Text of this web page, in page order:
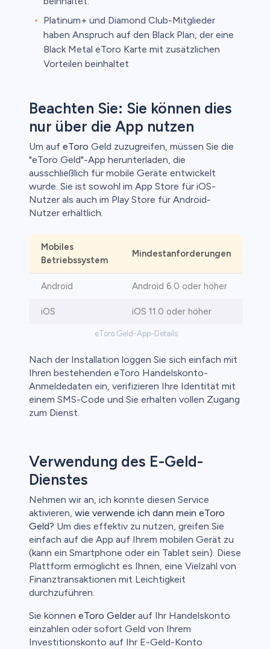
Platinum+ und Diamond Club-Mitglieder
haben Anspruch auf den Black Plan, der eine
Black Metal eToro Karte mit zusätzlichen
Vorteilen beinhaltet
Beachten Sie: Sie können dies
nur über die App nutzen
Um auf eToro Geld zuzugreifen, müssen Sie die
"eToro Geld"-App herunterladen, die
ausschließlich für mobile Geräte entwickelt
wurde. Sie ist sowohl im App Store für iOS-
Nutzer als auch im Play Store für Android-
Nutzer erhältlich.
eToro Geld-App-Details
Mobiles
Betriebssystem
Mindestanforderungen
Android Android 6.0 oder höher
iOS iOS 11.0 oder höher
Nach der Installation loggen Sie sich einfach mit
Ihren bestehenden eToro Handelskonto-
Anmeldedaten ein, verifizieren Ihre Identität mit
einem SMS-Code und Sie erhalten vollen Zugang
zum Dienst.
Verwendung des E-Geld-
Dienstes
Nehmen wir an, ich konnte diesen Service
aktivieren, wie verwende ich dann mein eToro
Geld? Um dies effektiv zu nutzen, greifen Sie
einfach auf die App auf Ihrem mobilen Gerät zu
(kann ein Smartphone oder ein Tablet sein). Diese
Plattform ermöglicht es Ihnen, eine Vielzahl von
Finanztransaktionen mit Leichtigkeit
durchzuführen.
Sie können eToro Gelder auf Ihr Handelskonto
einzahlen oder sofort Geld von Ihrem
Investitionskonto auf Ihr E-Geld-Konto